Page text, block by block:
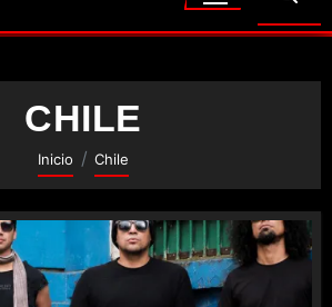
CHILE
Inicio Chile